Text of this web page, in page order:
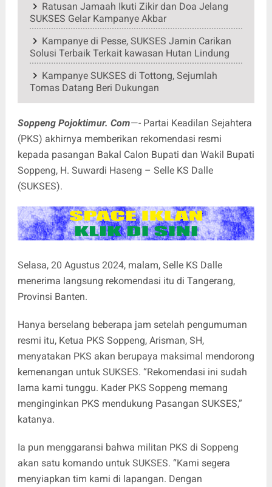
Ratusan Jamaah Ikuti Zikir dan Doa Jelang
SUKSES Gelar Kampanye Akbar
Kampanye di Pesse, SUKSES Jamin Carikan
Solusi Terbaik Terkait kawasan Hutan Lindung
Kampanye SUKSES di Tottong, Sejumlah
Tomas Datang Beri Dukungan
Soppeng Pojoktimur. Com—- Partai Keadilan Sejahtera
(PKS) akhirnya memberikan rekomendasi resmi
kepada pasangan Bakal Calon Bupati dan Wakil Bupati
Soppeng, H. Suwardi Haseng – Selle KS Dalle
(SUKSES).
Selasa, 20 Agustus 2024, malam, Selle KS Dalle
menerima langsung rekomendasi itu di Tangerang,
Provinsi Banten.
Hanya berselang beberapa jam setelah pengumuman
resmi itu, Ketua PKS Soppeng, Arisman, SH,
menyatakan PKS akan berupaya maksimal mendorong
kemenangan untuk SUKSES. “Rekomendasi ini sudah
lama kami tunggu. Kader PKS Soppeng memang
menginginkan PKS mendukung Pasangan SUKSES,”
katanya.
Ia pun menggaransi bahwa militan PKS di Soppeng
akan satu komando untuk SUKSES. “Kami segera
menyiapkan tim kami di lapangan. Dengan